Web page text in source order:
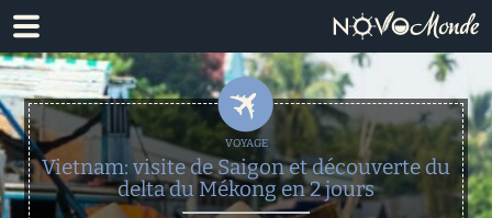
Passer
la
navigation
principale
Passer
au
contenu
principal
Vietnam: visite de Saigon et découverte du
delta du Mékong en 2 jours